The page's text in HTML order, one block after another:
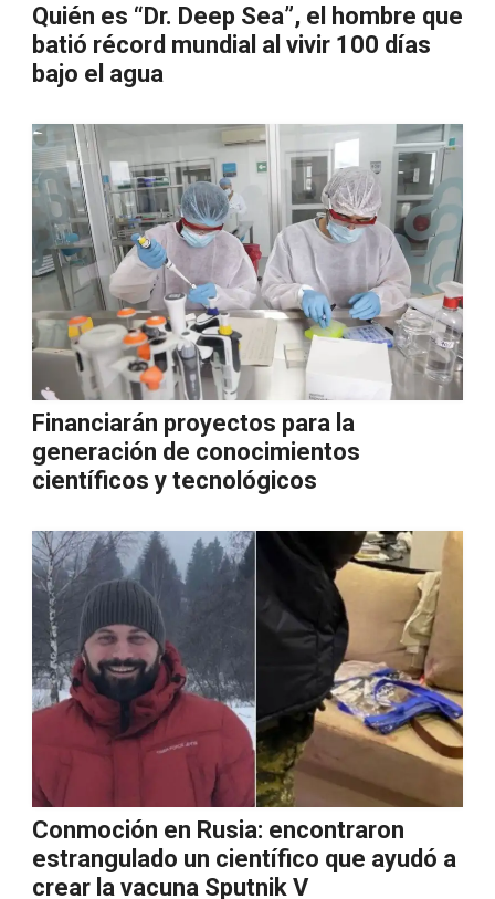
Quién es “Dr. Deep Sea”, el hombre que
batió récord mundial al vivir 100 días
bajo el agua
Financiarán proyectos para la
generación de conocimientos
científicos y tecnológicos
Conmoción en Rusia: encontraron
estrangulado un científico que ayudó a
crear la vacuna Sputnik V